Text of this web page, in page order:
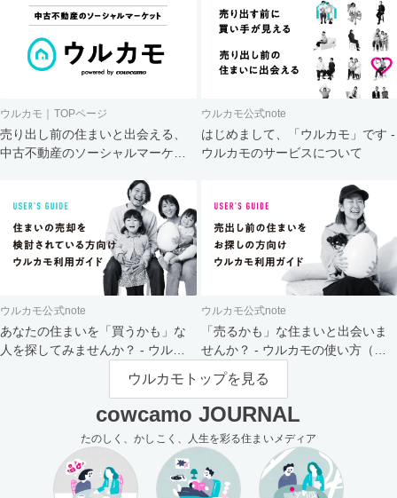
ウルカモ｜TOPページ
売り出し前の住まいと出会える、
中古不動産のソーシャルマーケッ
ウルカモ公式note
はじめまして、「ウルカモ」です -
ウルカモのサービスについて
ウルカモ公式note
あなたの住まいを「買うかも」な
人を探してみませんか？ - ウルカ
ウルカモ公式note
「売るかも」な住まいと出会いま
せんか？ - ウルカモの使い方（買
主さま向け）
ウルカモトップを見る
cowcamo JOURNAL
たのしく、かしこく、人生を彩る住まいメディア